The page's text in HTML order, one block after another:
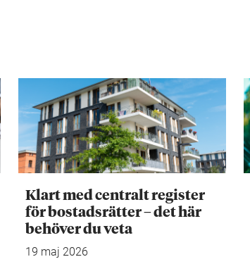
Klart med centralt register
för bostadsrätter – det här
behöver du veta
19 maj 2026